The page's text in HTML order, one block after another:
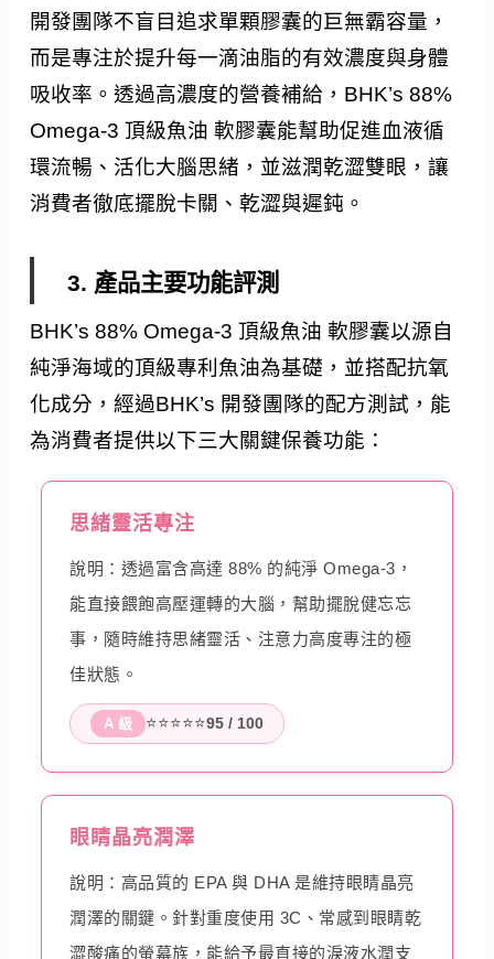
開發團隊不盲目追求單顆膠囊的巨無霸容量，
而是專注於提升每一滴油脂的有效濃度與身體
吸收率。透過高濃度的營養補給，BHK’s 88%
Omega-3 頂級魚油 軟膠囊能幫助促進血液循
環流暢、活化大腦思緒，並滋潤乾澀雙眼，讓
消費者徹底擺脫卡關、乾澀與遲鈍。
3. 產品主要功能評測
BHK’s 88% Omega-3 頂級魚油 軟膠囊以源自
純淨海域的頂級專利魚油為基礎，並搭配抗氧
化成分，經過BHK’s 開發團隊的配方測試，能
為消費者提供以下三大關鍵保養功能：
思緒靈活專注
說明：透過富含高達 88% 的純淨 Omega-3，
能直接餵飽高壓運轉的大腦，幫助擺脫健忘忘
事，隨時維持思緒靈活、注意力高度專注的極
佳狀態。
A 級 ⭐⭐⭐⭐⭐95 / 100
眼睛晶亮潤澤
說明：高品質的 EPA 與 DHA 是維持眼睛晶亮
潤澤的關鍵。針對重度使用 3C、常感到眼睛乾
澀酸痛的螢幕族，能給予最直接的淚液水潤支